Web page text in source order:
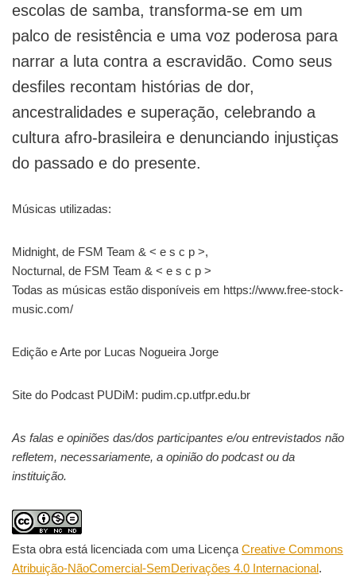
escolas de samba, transforma-se em um
palco de resistência e uma voz poderosa para
narrar a luta contra a escravidão. Como seus
desfiles recontam histórias de dor,
ancestralidades e superação, celebrando a
cultura afro-brasileira e denunciando injustiças
do passado e do presente.
Músicas utilizadas:
Midnight, de FSM Team & < e s c p >,
Nocturnal, de FSM Team & < e s c p >
Todas as músicas estão disponíveis em https://www.free-stock-
music.com/
Edição e Arte por Lucas Nogueira Jorge
Site do Podcast PUDiM: pudim.cp.utfpr.edu.br
As falas e opiniões das/dos participantes e/ou entrevistados não
refletem, necessariamente, a opinião do podcast ou da
instituição.
Esta obra está licenciada com uma Licença Creative Commons
Atribuição-NãoComercial-SemDerivações 4.0 Internacional.